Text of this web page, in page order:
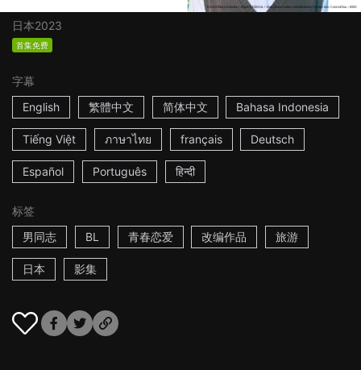
日本2023
首集免费
字幕
English
繁體中文 简体中文 Bahasa Indonesia
Tiếng Việt ภาษาไทย français Deutsch
Español Português हिन्दी
标签
男同志
BL 青春恋爱 改编作品 旅游
日本 影集